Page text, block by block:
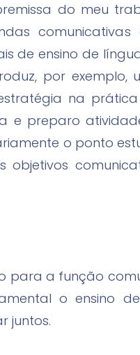
do meu
de ensino de
por
na
e preparo
o ponto
objetivos
para a função
o ensino
juntos.